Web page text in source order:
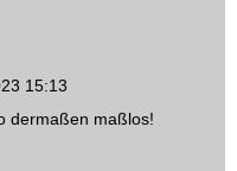
15:13
dermaßen maßlos!